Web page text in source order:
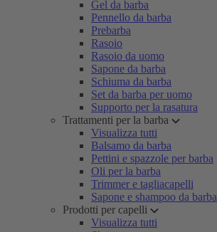
Gel da barba
Pennello da barba
Prebarba
Rasoio
Rasoio da uomo
Sapone da barba
Schiuma da barba
Set da barba per uomo
Supporto per la rasatura
Trattamenti per la barba
Visualizza tutti
Balsamo da barba
Pettini e spazzole per barba
Oli per la barba
Trimmer e tagliacapelli
Sapone e shampoo da barba
Prodotti per capelli
Visualizza tutti